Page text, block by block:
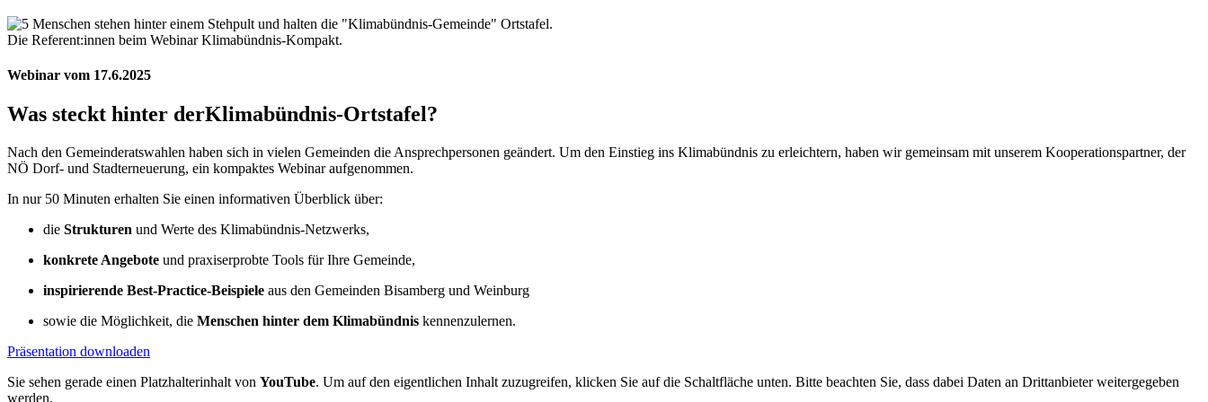
Die Referent:innen beim Webinar Klimabündnis-Kompakt.
Webinar vom 17.6.2025
Was steckt hinter derKlimabündnis-Ortstafel?
Nach den Gemeinderatswahlen haben sich in vielen Gemeinden die Ansprechpersonen geändert. Um den Einstieg ins Klimabündnis zu erleichtern, haben wir gemeinsam mit unserem Kooperationspartner, der
NÖ Dorf- und Stadterneuerung, ein kompaktes Webinar aufgenommen.
In nur 50 Minuten erhalten Sie einen informativen Überblick über:
die Strukturen und Werte des Klimabündnis-Netzwerks,
konkrete Angebote und praxiserprobte Tools für Ihre Gemeinde,
inspirierende Best-Practice-Beispiele aus den Gemeinden Bisamberg und Weinburg
sowie die Möglichkeit, die Menschen hinter dem Klimabündnis kennenzulernen.
Präsentation downloaden
Sie sehen gerade einen Platzhalterinhalt von YouTube. Um auf den eigentlichen Inhalt zuzugreifen, klicken Sie auf die Schaltfläche unten. Bitte beachten Sie, dass dabei Daten an Drittanbieter weitergegeben
werden.